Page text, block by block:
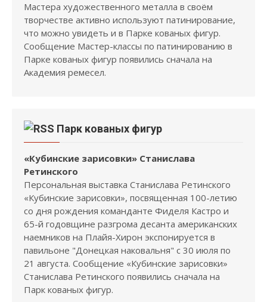
Мастера художественного металла в своём
творчестве активно используют патинирование,
что можно увидеть и в Парке кованых фигур.
Сообщение Мастер-классы по патинированию в
Парке кованых фигур появились сначала на
Академия ремесел.
Парк кованых фигур
«Кубинские зарисовки» Станислава
Ретинского
Персональная выставка Станислава Ретинского
«Кубинские зарисовки», посвященная 100-летию
со дня рождения команданте Фиделя Кастро и
65-й годовщине разгрома десанта американских
наемников на Плайя-Хирон экспонируется в
павильоне "Донецкая наковальня" с 30 июля по
21 августа. Сообщение «Кубинские зарисовки»
Станислава Ретинского появились сначала на
Парк кованых фигур.